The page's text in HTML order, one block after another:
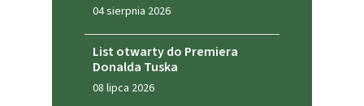
04 sierpnia 2026
List otwarty do Premiera
Donalda Tuska
08 lipca 2026